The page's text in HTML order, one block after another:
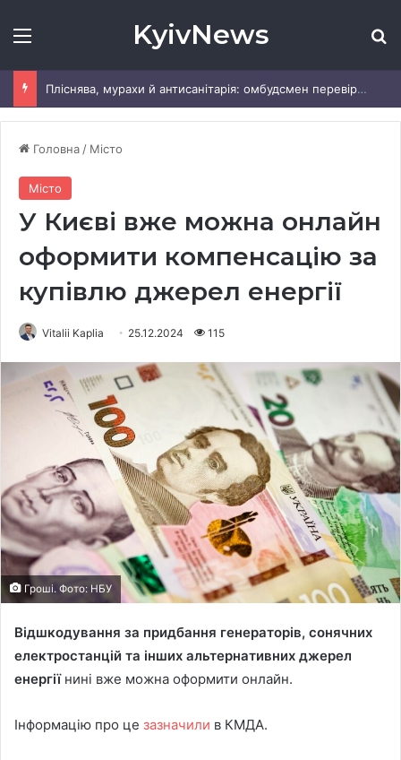
Меню KyivNews
Пліснява, мурахи й антисанітарія: омбудсмен перевірив табір «Артек» під Києвом
Головна / Місто
Місто
У Києві вже можна онлайн
оформити компенсацію за
купівлю джерел енергії
Vitalii Kaplia 25.12.2024 115
Гроші. Фото: НБУ
Відшкодування за придбання генераторів, сонячних
електростанцій та інших альтернативних джерел
енергіїнині вже можна оформити онлайн.
Інформацію про це зазначили в КМДА.